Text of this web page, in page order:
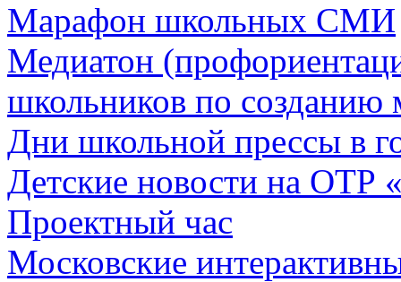
Марафон школьных СМИ
Медиатон
школьников по созданию
Дни школьной прессы в
Детские новости на ОТР
Проектный час
Московские